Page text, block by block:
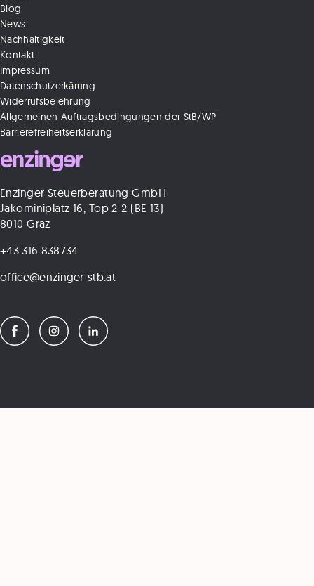
Enzinger Steuerberatung GmbH
Jakominiplatz 16, Top 2-2 (BE 13)
8010 Graz
+43 316 838734
office@enzinger-stb.at
Blog
News
Nachhaltigkeit
Kontakt
Impressum
Datenschutzerkärung
Widerrufsbelehrung
Allgemeinen Auftragsbedingungen der StB/WP
Barrierefreiheitserklärung